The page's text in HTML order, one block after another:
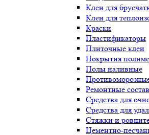
Клеи для
Клеи для
Краски
Пластификаторы
Плиточные клеи
Покрытия
Полы наливные
Ремонтные
Средства для
Средства для
Стяжки и
Цементно-